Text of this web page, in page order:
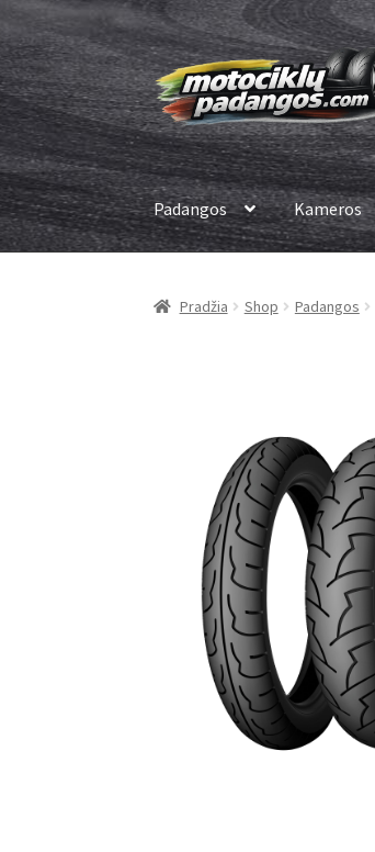
Pereiti
prie
meniu
Pereiti
prie
turinio
Padangos Kameros
Pradžia Shop Padangos